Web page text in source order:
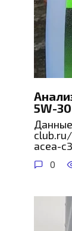
5W-
acea-
0